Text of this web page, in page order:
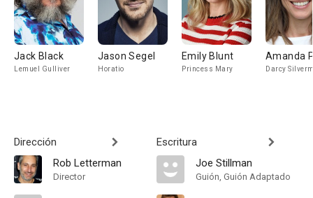
Jack Black
Lemuel Gulliver
Jason Segel
Horatio
Emily Blunt
Princess Mary
Amanda
Darcy
Dirección
Rob Letterman
Director
Escritura
Joe Stillman
Guión, Guión Adaptado